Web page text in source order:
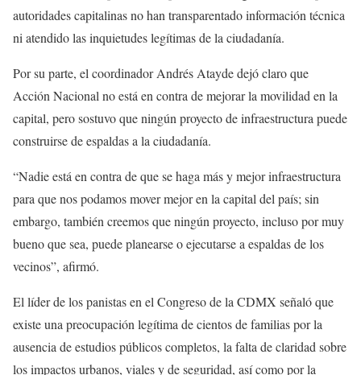
autoridades capitalinas no han transparentado información técnica
ni atendido las inquietudes legítimas de la ciudadanía.
Por su parte, el coordinador Andrés Atayde dejó claro que
Acción Nacional no está en contra de mejorar la movilidad en la
capital, pero sostuvo que ningún proyecto de infraestructura puede
construirse de espaldas a la ciudadanía.
“Nadie está en contra de que se haga más y mejor infraestructura
para que nos podamos mover mejor en la capital del país; sin
embargo, también creemos que ningún proyecto, incluso por muy
bueno que sea, puede planearse o ejecutarse a espaldas de los
vecinos”, afirmó.
El líder de los panistas en el Congreso de la CDMX señaló que
existe una preocupación legítima de cientos de familias por la
ausencia de estudios públicos completos, la falta de claridad sobre
los impactos urbanos, viales y de seguridad, así como por la